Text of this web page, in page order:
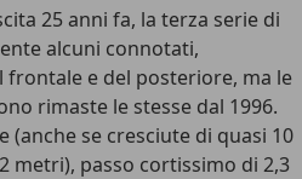
25 anni fa, la terza serie di
alcuni connotati,
frontale e del posteriore, ma le
rimaste le stesse dal 1996.
se cresciute di quasi 10
metri), passo cortissimo di 2,3